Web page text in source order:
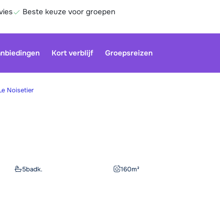
Beste keuze voor groepen
Kort verblijf Groepsreizen
Noisetier
5badk. 160m²